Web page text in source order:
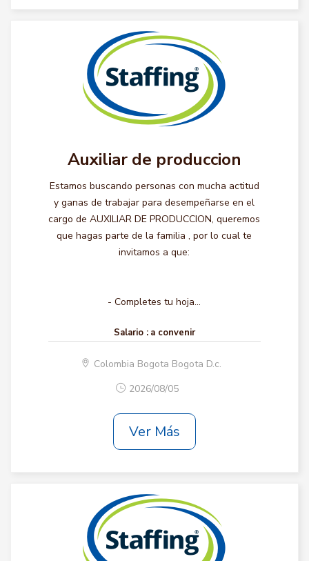
Auxiliar de produccion
Estamos buscando personas con mucha actitud
y ganas de trabajar para desempeñarse en el
cargo de AUXILIAR DE PRODUCCION, queremos
que hagas parte de la familia , por lo cual te
invitamos a que:
- Completes tu hoja...
Salario : a convenir
Colombia Bogota Bogota D.c.
2026/08/05
Ver Más